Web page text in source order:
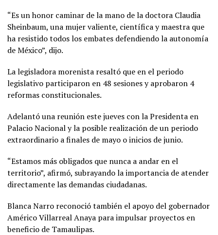
“Es un honor caminar de la mano de la doctora Claudia
Sheinbaum, una mujer valiente, científica y maestra que
ha resistido todos los embates defendiendo la autonomía
de México”, dijo.
La legisladora morenista resaltó que en el periodo
legislativo participaron en 48 sesiones y aprobaron 4
reformas constitucionales.
Adelantó una reunión este jueves con la Presidenta en
Palacio Nacional y la posible realización de un periodo
extraordinario a finales de mayo o inicios de junio.
“Estamos más obligados que nunca a andar en el
territorio”, afirmó, subrayando la importancia de atender
directamente las demandas ciudadanas.
Blanca Narro reconoció también el apoyo del gobernador
Américo Villarreal Anaya para impulsar proyectos en
beneficio de Tamaulipas.